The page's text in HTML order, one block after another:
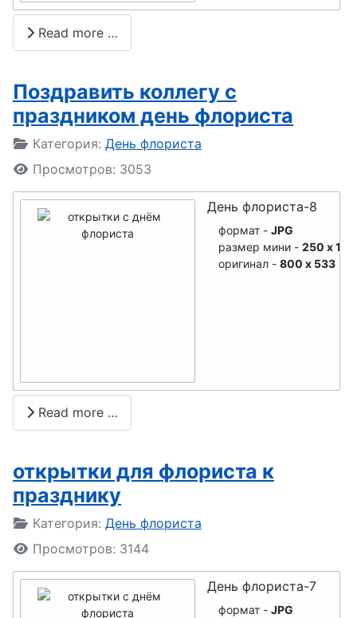
Read more …
Поздравить коллегу с
праздником день флориста
Подробности
Категория: День флориста
Просмотров: 3053
День флориста-8
формат - JPG
размер мини - 250 x 167
оригинал - 800 x 533
Read more …
открытки для флориста к
празднику
Подробности
Категория: День флориста
Просмотров: 3144
День флориста-7
формат - JPG